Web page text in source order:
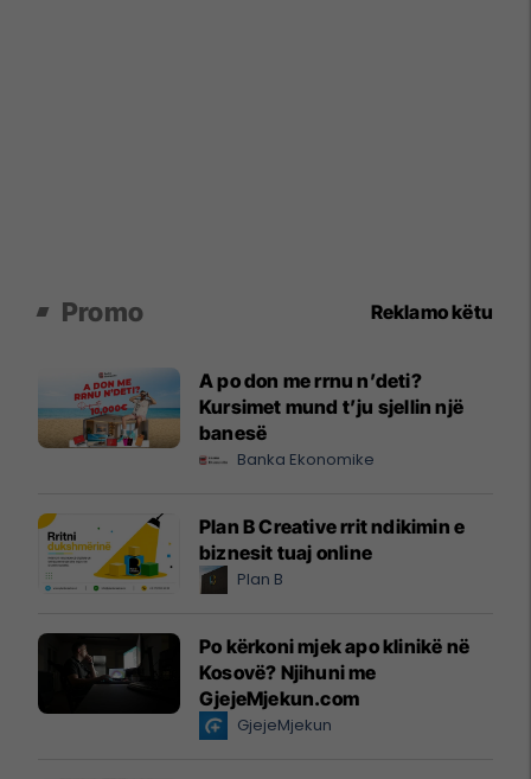
Promo Reklamo këtu
A po don me rrnu n’deti?
Kursimet mund t’ju sjellin një
banesë
Banka Ekonomike
Plan B Creative rrit ndikimin e
biznesit tuaj online
Plan B
Po kërkoni mjek apo klinikë në
Kosovë? Njihuni me
GjejeMjekun.com
GjejeMjekun